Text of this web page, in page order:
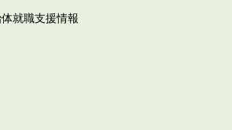
就職支援情報